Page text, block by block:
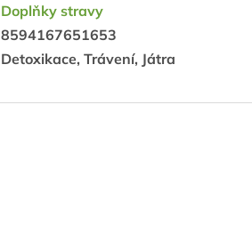
Doplňky stravy
8594167651653
Detoxikace, Trávení, Játra